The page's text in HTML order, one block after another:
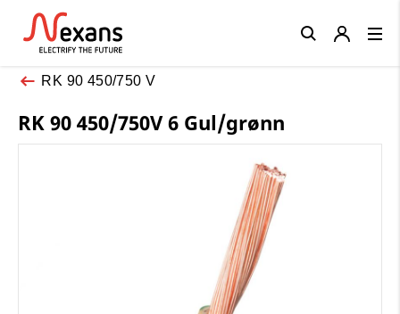
RK 90 450/750 V
RK 90 450/750V 6 Gul/grønn
Close